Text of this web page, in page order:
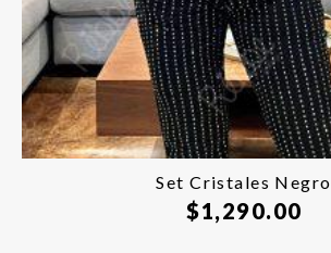
Set Cristales Negro
$1,290.00